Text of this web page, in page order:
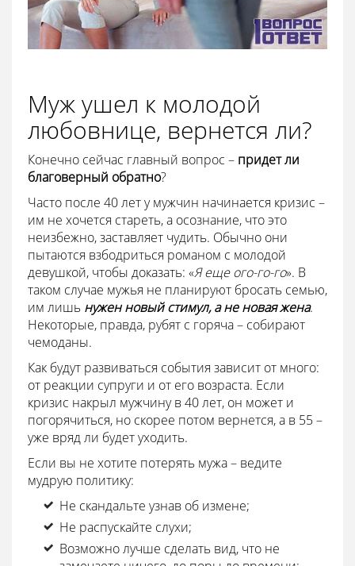
Муж ушел к молодой
любовнице, вернется ли?
Конечно сейчас главный вопрос – придет ли
благоверный обратно?
Часто после 40 лет у мужчин начинается кризис –
им не хочется стареть, а осознание, что это
неизбежно, заставляет чудить. Обычно они
пытаются взбодриться романом с молодой
девушкой, чтобы доказать: «Я еще ого-го-го». В
таком случае мужья не планируют бросать семью,
им лишь нужен новый стимул, а не новая жена.
Некоторые, правда, рубят с горяча – собирают
чемоданы.
Как будут развиваться события зависит от много:
от реакции супруги и от его возраста. Если
кризис накрыл мужчину в 40 лет, он может и
погорячиться, но скорее потом вернется, а в 55 –
уже вряд ли будет уходить.
Если вы не хотите потерять мужа – ведите
мудрую политику:
Не скандальте узнав об измене;
Не распускайте слухи;
Возможно лучше сделать вид, что не